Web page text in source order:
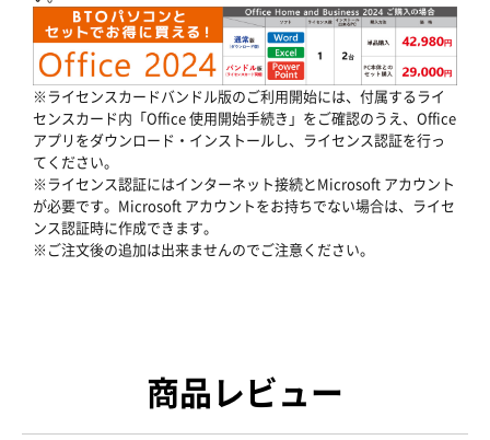
※ライセンスカードバンドル版のご利用開始には、付属するライ
センスカード内「Office 使用開始手続き」をご確認のうえ、Office
アプリをダウンロード・インストールし、ライセンス認証を行っ
てください。
※ライセンス認証にはインターネット接続とMicrosoft アカウント
が必要です。Microsoft アカウントをお持ちでない場合は、ライセ
ンス認証時に作成できます。
※ご注文後の追加は出来ませんのでご注意ください。
商品レビュー